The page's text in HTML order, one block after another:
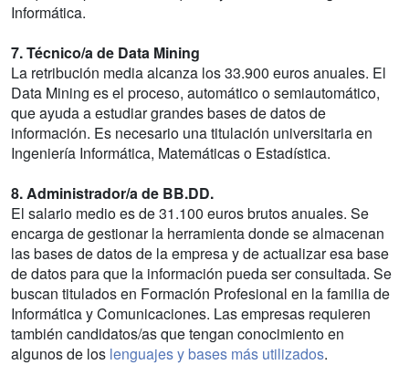
Informática.
7. Técnico/a de Data Mining
La retribución media alcanza los 33.900 euros anuales. El
Data Mining es el proceso, automático o semiautomático,
que ayuda a estudiar grandes bases de datos de
información. Es necesario una titulación universitaria en
Ingeniería Informática, Matemáticas o Estadística.
8. Administrador/a de BB.DD.
El salario medio es de 31.100 euros brutos anuales. Se
encarga de gestionar la herramienta donde se almacenan
las bases de datos de la empresa y de actualizar esa base
de datos para que la información pueda ser consultada. Se
buscan titulados en Formación Profesional en la familia de
Informática y Comunicaciones. Las empresas requieren
también candidatos/as que tengan conocimiento en
algunos de los lenguajes y bases más utilizados.